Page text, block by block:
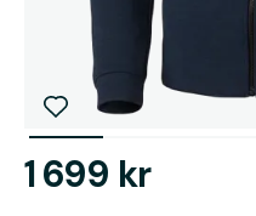
1 699 kr